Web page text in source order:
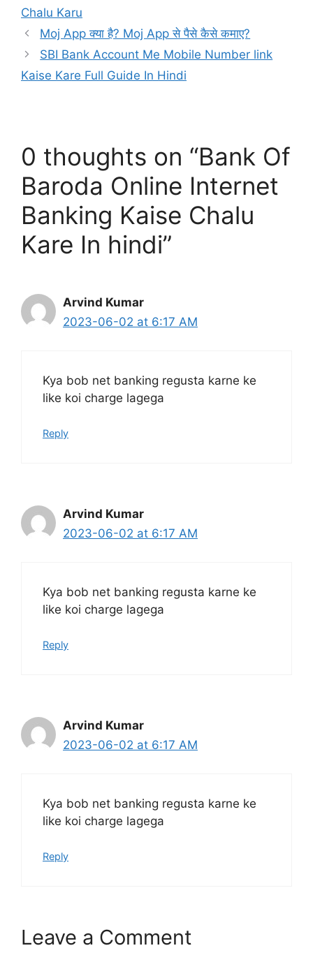
Chalu Karu
Moj App क्या है? Moj App से पैसे कैसे कमाए?
SBI Bank Account Me Mobile Number link
Kaise Kare Full Guide In Hindi
0 thoughts on “Bank Of
Baroda Online Internet
Banking Kaise Chalu
Kare In hindi”
Arvind Kumar
2023-06-02 at 6:17 AM
Kya bob net banking regusta karne ke
like koi charge lagega
Reply
Arvind Kumar
2023-06-02 at 6:17 AM
Kya bob net banking regusta karne ke
like koi charge lagega
Reply
Arvind Kumar
2023-06-02 at 6:17 AM
Kya bob net banking regusta karne ke
like koi charge lagega
Reply
Leave a Comment